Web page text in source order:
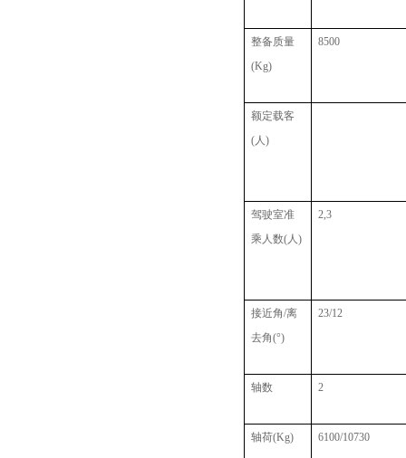
整备质量
(Kg)
8500
额定载客
(人)
驾驶室准
乘人数(人)
2,3
接近角/离
去角(°)
23/12
轴数 2
轴荷(Kg) 6100/10730